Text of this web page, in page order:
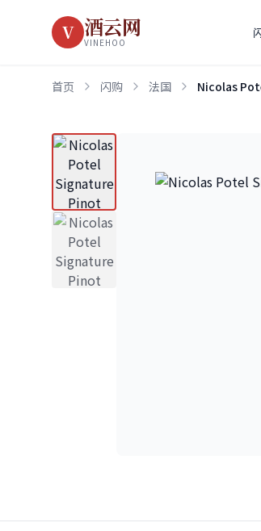
V 酒云网
VINEHOO
首页 闪购 法国 Nicolas